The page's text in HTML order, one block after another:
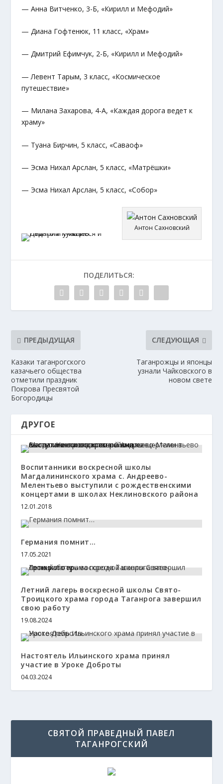
— Анна Витченко, 3-Б, «Кирилл и Мефодий»
— Диана Гофтенюк, 11 класс, «Храм»
— Дмитрий Ефимчук, 2-Б, «Кирилл и Мефодий»
— Левент Тарым, 3 класс, «Космическое
путешествие»
— Милана Захарова, 4-А, «Каждая дорога ведет к
храму»
— Туана Бирчин, 5 класс, «Саваоф»
— Эсма Нихал Арслан, 5 класс, «Матрёшки»
— Эсма Нихал Арслан, 5 класс, «Собор»
Антон Сахновский
ПОДЕЛИТЬСЯ:
ПРЕДЫДУЩАЯ
Казаки таганрогского
казачьего общества
отметили праздник
Покрова Пресвятой
Богородицы
СЛЕДУЮЩАЯ
Таганрожцы и японцы
узнали Чайковского в
новом свете
ДРУГОЕ
Воспитанники воскресной школы
Магдалининского храма с. Андреево-
Мелентьево выступили с рождественскими
концертами в школах Неклиновского района
12.01.2018
Германия помнит…
17.05.2021
Летний лагерь воскресной школы Свято-
Троицкого храма города Таганрога завершил
свою работу
19.08.2024
Настоятель Ильинского храма принял
участие в Уроке Доброты
04.03.2024
СВЯТОЙ ПРАВЕДНЫЙ ПАВЕЛ
ТАГАНРОГСКИЙ